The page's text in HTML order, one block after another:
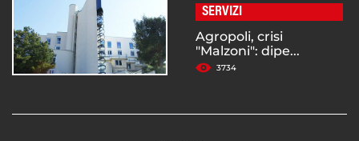
SERVIZI
Agropoli, crisi
"Malzoni": dipe...
3734